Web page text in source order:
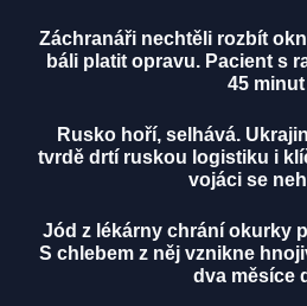
Záchranáři nechtěli rozbít
báli platit opravu. Pacient s
45 minut
Rusko hoří, selhává.
tvrdě drtí ruskou logistiku i
vojáci se
Jód z lékárny chrání okurky
S chlebem z něj vznikne
dva měsíce